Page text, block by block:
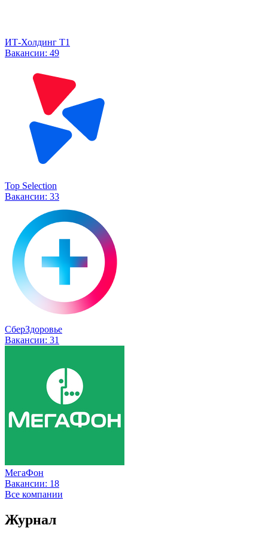
ИТ-Холдинг Т1
Вакансии: 49
Top Selection
Вакансии: 33
СберЗдоровье
Вакансии: 31
МегаФон
Вакансии: 18
Все компании
Журнал